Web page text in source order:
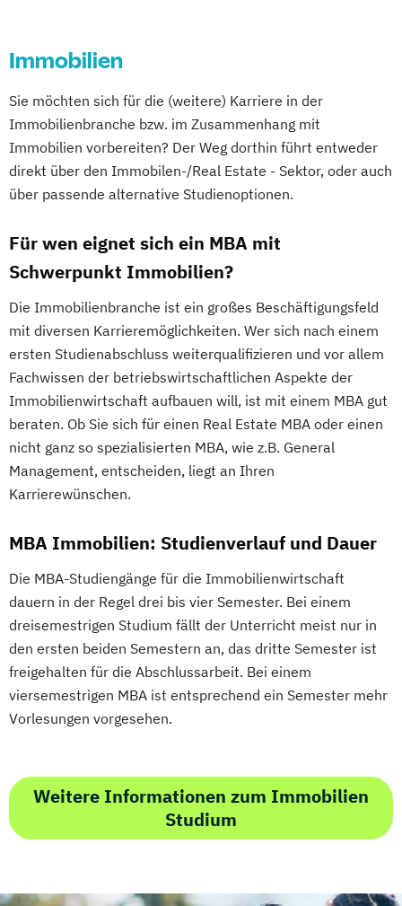
Immobilien
Sie möchten sich für die (weitere) Karriere in der
Immobilienbranche bzw. im Zusammenhang mit
Immobilien vorbereiten? Der Weg dorthin führt entweder
direkt über den Immobilen-/Real Estate - Sektor, oder auch
über passende alternative Studienoptionen.
Für wen eignet sich ein MBA mit
Schwerpunkt Immobilien?
Die Immobilienbranche ist ein großes Beschäftigungsfeld
mit diversen Karrieremöglichkeiten. Wer sich nach einem
ersten Studienabschluss weiterqualifizieren und vor allem
Fachwissen der betriebswirtschaftlichen Aspekte der
Immobilienwirtschaft aufbauen will, ist mit einem MBA gut
beraten. Ob Sie sich für einen Real Estate MBA oder einen
nicht ganz so spezialisierten MBA, wie z.B. General
Management, entscheiden, liegt an Ihren
Karrierewünschen.
MBA Immobilien: Studienverlauf und Dauer
Die MBA-Studiengänge für die Immobilienwirtschaft
dauern in der Regel drei bis vier Semester. Bei einem
dreisemestrigen Studium fällt der Unterricht meist nur in
den ersten beiden Semestern an, das dritte Semester ist
freigehalten für die Abschlussarbeit. Bei einem
viersemestrigen MBA ist entsprechend ein Semester mehr
Vorlesungen vorgesehen.
Weitere Informationen zum Immobilien
Studium